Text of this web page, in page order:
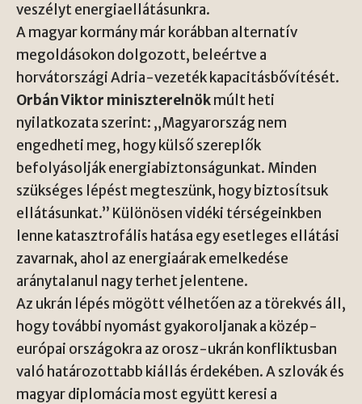
veszélyt energiaellátásunkra.
A magyar kormány már korábban alternatív
megoldásokon dolgozott, beleértve a
horvátországi Adria-vezeték kapacitásbővítését.
Orbán Viktor miniszterelnökmúlt heti
nyilatkozata szerint: „Magyarország nem
engedheti meg, hogy külső szereplők
befolyásolják energiabiztonságunkat. Minden
szükséges lépést megteszünk, hogy biztosítsuk
ellátásunkat.” Különösen vidéki térségeinkben
lenne katasztrofális hatása egy esetleges ellátási
zavarnak, ahol az energiaárak emelkedése
aránytalanul nagy terhet jelentene.
Az ukrán lépés mögött vélhetően az a törekvés áll,
hogy további nyomást gyakoroljanak a közép-
európai országokra az orosz-ukrán konfliktusban
való határozottabb kiállás érdekében. A szlovák és
magyar diplomácia most együtt keresi a